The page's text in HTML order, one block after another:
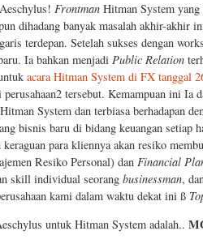
Frontman Hitman System
dihadang banyak masalah akhir-akhir
terdepan. Setelah sukses dengan
Ia bahkan menjadi Public Relation
acara Hitman System di FX tanggal
perusahaan2 tersebut. Kemampuan ini Ia
System dan terbiasa berhadapan
bisnis baru di bidang keuangan
keraguan para kliennya akan resiko
Resiko Personal) dan Financial
skill individual seorang businessman,
kami dalam waktu dekat ini ß
untuk Hitman System adalah..